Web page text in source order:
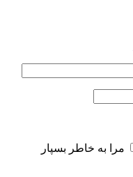
مرا به خاطر بسپار